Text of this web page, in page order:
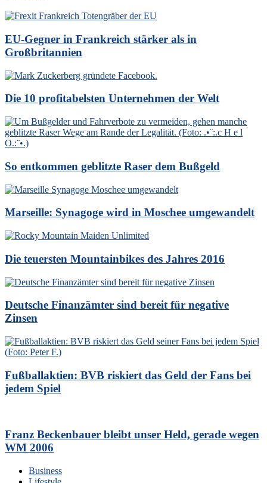
EU-Gegner in Frankreich stärker als in
Großbritannien
Die 10 profitabelsten Unternehmen der Welt
So entkommen geblitzte Raser dem Bußgeld
Marseille: Synagoge wird in Moschee umgewandelt
Die teuersten Mountainbikes des Jahres 2016
Deutsche Finanzämter sind bereit für negative
Zinsen
Fußballaktien: BVB riskiert das Geld der Fans bei
jedem Spiel
Franz Beckenbauer bleibt unser Held, gerade wegen
WM 2006
Business